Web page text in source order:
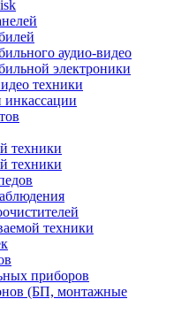
аудио-видео
электроники
техники
инкассации
техники
техники
техники
приборов
(БП, монтажные